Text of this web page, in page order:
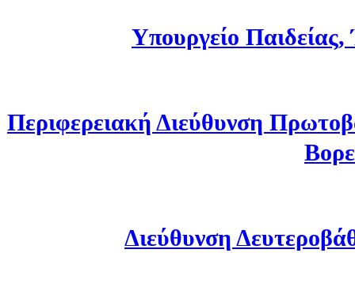
Υπουργείο
Περιφερειακή Διεύθυνση
Διεύθυνση